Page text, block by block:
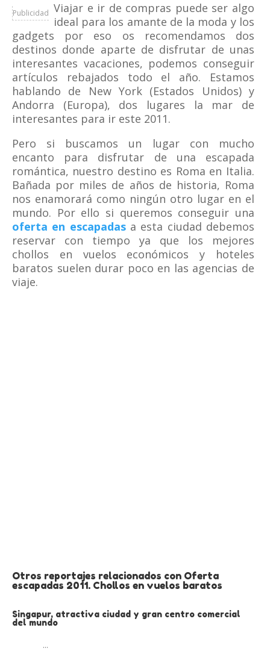
Publicidad Viajar e ir de compras puede ser algo
ideal para los amante de la moda y los
gadgets por eso os recomendamos dos
destinos donde aparte de disfrutar de unas
interesantes vacaciones, podemos conseguir
artículos rebajados todo el año. Estamos
hablando de New York (Estados Unidos) y
Andorra (Europa), dos lugares la mar de
interesantes para ir este 2011.
Pero si buscamos un lugar con mucho
encanto para disfrutar de una escapada
romántica, nuestro destino es Roma en Italia.
Bañada por miles de años de historia, Roma
nos enamorará como ningún otro lugar en el
mundo. Por ello si queremos conseguir una
oferta en escapadasa esta ciudad debemos
reservar con tiempo ya que los mejores
chollos en vuelos económicos y hoteles
baratos suelen durar poco en las agencias de
viaje.
Otros reportajes relacionados con Oferta
escapadas 2011. Chollos en vuelos baratos
Singapur, atractiva ciudad y gran centro comercial
del mundo
...